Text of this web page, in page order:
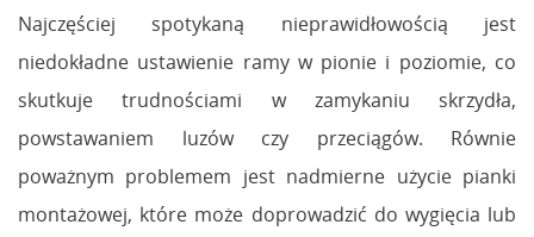
Najczęściej spotykaną nieprawidłowością jest
niedokładne ustawienie ramy w pionie i poziomie, co
skutkuje trudnościami w zamykaniu skrzydła,
powstawaniem luzów czy przeciągów. Równie
poważnym problemem jest nadmierne użycie pianki
montażowej, które może doprowadzić do wygięcia lub